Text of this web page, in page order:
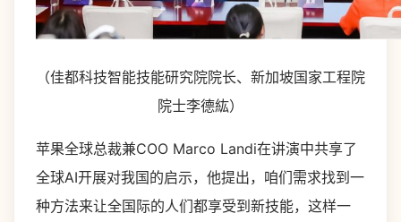
（佳都科技智能技能研究院院长、新加坡国家工程院
院士李德紘）
苹果全球总裁兼COO Marco Landi在讲演中共享了
全球AI开展对我国的启示，他提出，咱们需求找到一
种方法来让全国际的人们都享受到新技能，这样一